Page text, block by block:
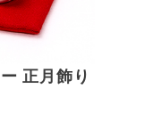
正月飾り